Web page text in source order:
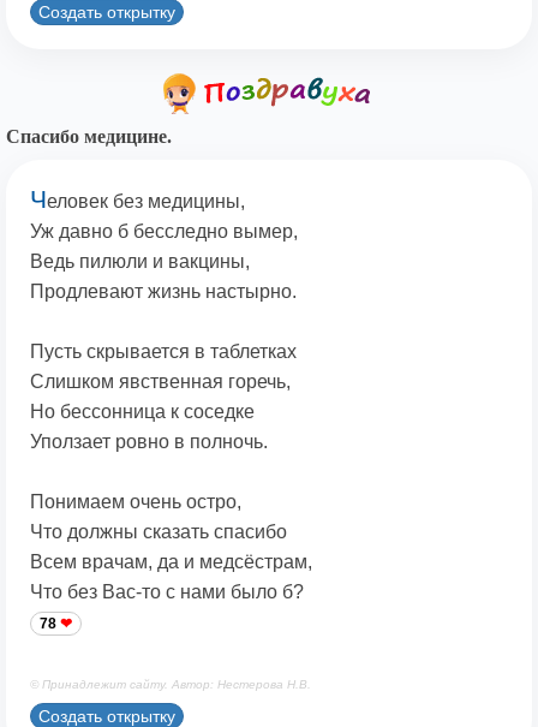
Создать открытку
Спасибо медицине.
Человек без медицины,
Уж давно б бесследно вымер,
Ведь пилюли и вакцины,
Продлевают жизнь настырно.
Пусть скрывается в таблетках
Слишком явственная горечь,
Но бессонница к соседке
Уползает ровно в полночь.
Понимаем очень остро,
Что должны сказать спасибо
Всем врачам, да и медсёстрам,
Что без Вас-то с нами было б?
78
© Принадлежит сайту. Автор: Нестерова Н.В.
Создать открытку